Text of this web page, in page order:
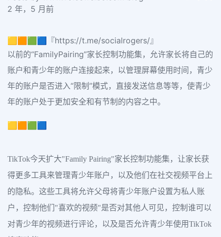
2 年，5 月前
🟨🟧🟩🟦『https://t.me/socialrogers/』
以前的“FamilyPairing”家长控制功能集，允许家长将自己的
账户和青少年的账户连接起来，以管理屏幕使用时间，青少
年的账户是否进入“限制”模式，直接发送信息等等，使青少
年的账户处于更加安全和有节制的内容之中。
🟨🟧🟩🟦
TikTok今天扩大"Family Pairing"家长控制功能集，让家长获
得更多工具来管理青少年账户，以及他们在社交视频平台上
的隐私。这些工具将允许父母将青少年账户设置为私人账
户，控制他们"喜欢的视频"是否对其他人可见，控制谁可以
对青少年的视频进行评论，以及是否允许青少年使用TikTok